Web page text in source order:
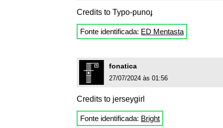
Credits to Typo-punoɟ
Fonte identificada: ED Mentasta
fonatica
27/07/2024 às 01:56
Credits to jerseygirl
Fonte identificada: Bright